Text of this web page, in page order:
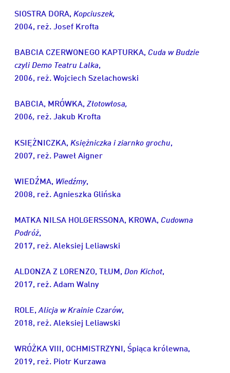
SIOSTRA DORA, Kopciuszek,
2004, reż. Josef Krofta
BABCIA CZERWONEGO KAPTURKA, Cuda w Budzie
czyli Demo Teatru Lalka,
2006, reż. Wojciech Szelachowski
BABCIA, MRÓWKA, Złotowłosa,
2006, reż. Jakub Krofta
KSIĘŻNICZKA, Księżniczka i ziarnko grochu
2007, reż. Paweł Aigner
WIEDŹMA, Wiedźmy,
2008, reż. Agnieszka Glińska
MATKA NILSA HOLGERSSONA, KROWA, Cudowna
Podróż,
2017, reż. Aleksiej Leliawski
ALDONZA Z LORENZO, TŁUM, Don Kichot,
2017, reż. Adam Walny
ROLE, Alicja w Krainie Czarów,
2018, reż. Aleksiej Leliawski
WRÓŻKA VIII, OCHMISTRZYNI, Śpiąca królewna,
2019, reż. Piotr Kurzawa